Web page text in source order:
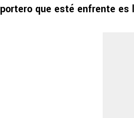
portero que esté enfrente es